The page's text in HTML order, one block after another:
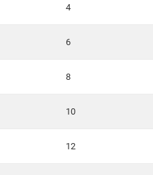
4
6
8
10
12